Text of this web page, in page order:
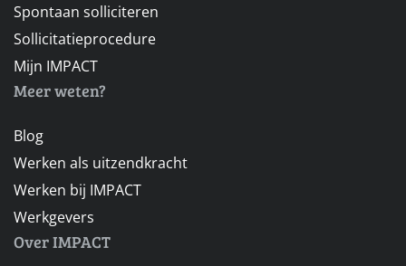
Spontaan solliciteren
Sollicitatieprocedure
Mijn IMPACT
Meer weten?
Blog
Werken als uitzendkracht
Werken bij IMPACT
Werkgevers
Over IMPACT